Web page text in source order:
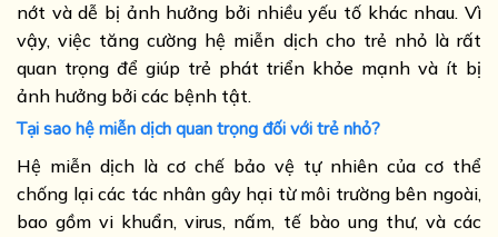
nớt và dễ bị ảnh hưởng bởi nhiều yếu tố khác nhau. Vì
vậy, việc tăng cường hệ miễn dịch cho trẻ nhỏ là rất
quan trọng để giúp trẻ phát triển khỏe mạnh và ít bị
ảnh hưởng bởi các bệnh tật.
Tại sao hệ miễn dịch quan trọng đối với trẻ nhỏ?
Hệ miễn dịch là cơ chế bảo vệ tự nhiên của cơ thể
chống lại các tác nhân gây hại từ môi trường bên ngoài,
bao gồm vi khuẩn, virus, nấm, tế bào ung thư, và các